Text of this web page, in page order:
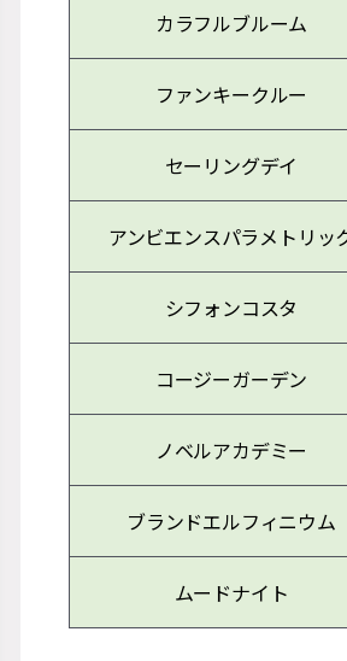
カラフルブルーム
ファンキークルー
セーリングデイ
アンビエンスパラメトリッ
シフォンコスタ
コージーガーデン
ノベルアカデミー
ブランドエルフィニウム
ムードナイト